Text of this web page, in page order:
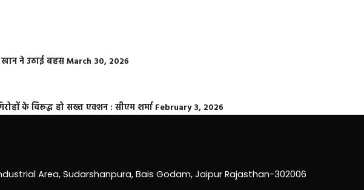
ने उठाई बहसMarch 30, 2026
के विरूद्ध हो सख्त एक्शन : सीएम शर्मा February 3, 2026
Area, Sudarshanpura, Bais Godam, Jaipur Rajasthan-302006